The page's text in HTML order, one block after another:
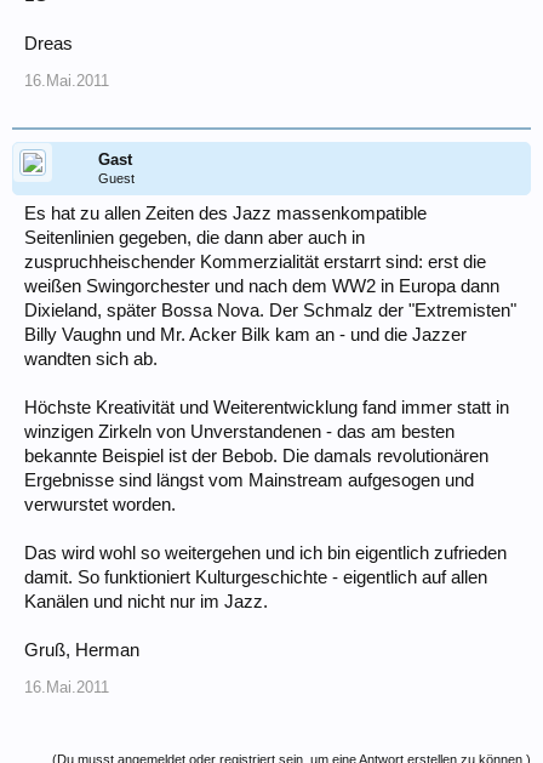
Dreas
16.Mai.2011
Gast
Guest
Es hat zu allen Zeiten des Jazz massenkompatible
Seitenlinien gegeben, die dann aber auch in
zuspruchheischender Kommerzialität erstarrt sind: erst die
weißen Swingorchester und nach dem WW2 in Europa dann
Dixieland, später Bossa Nova. Der Schmalz der "Extremisten"
Billy Vaughn und Mr. Acker Bilk kam an - und die Jazzer
wandten sich ab.
Höchste Kreativität und Weiterentwicklung fand immer statt in
winzigen Zirkeln von Unverstandenen - das am besten
bekannte Beispiel ist der Bebob. Die damals revolutionären
Ergebnisse sind längst vom Mainstream aufgesogen und
verwurstet worden.
Das wird wohl so weitergehen und ich bin eigentlich zufrieden
damit. So funktioniert Kulturgeschichte - eigentlich auf allen
Kanälen und nicht nur im Jazz.
Gruß, Herman
16.Mai.2011
(Du musst angemeldet oder registriert sein, um eine Antwort erstellen zu können.)